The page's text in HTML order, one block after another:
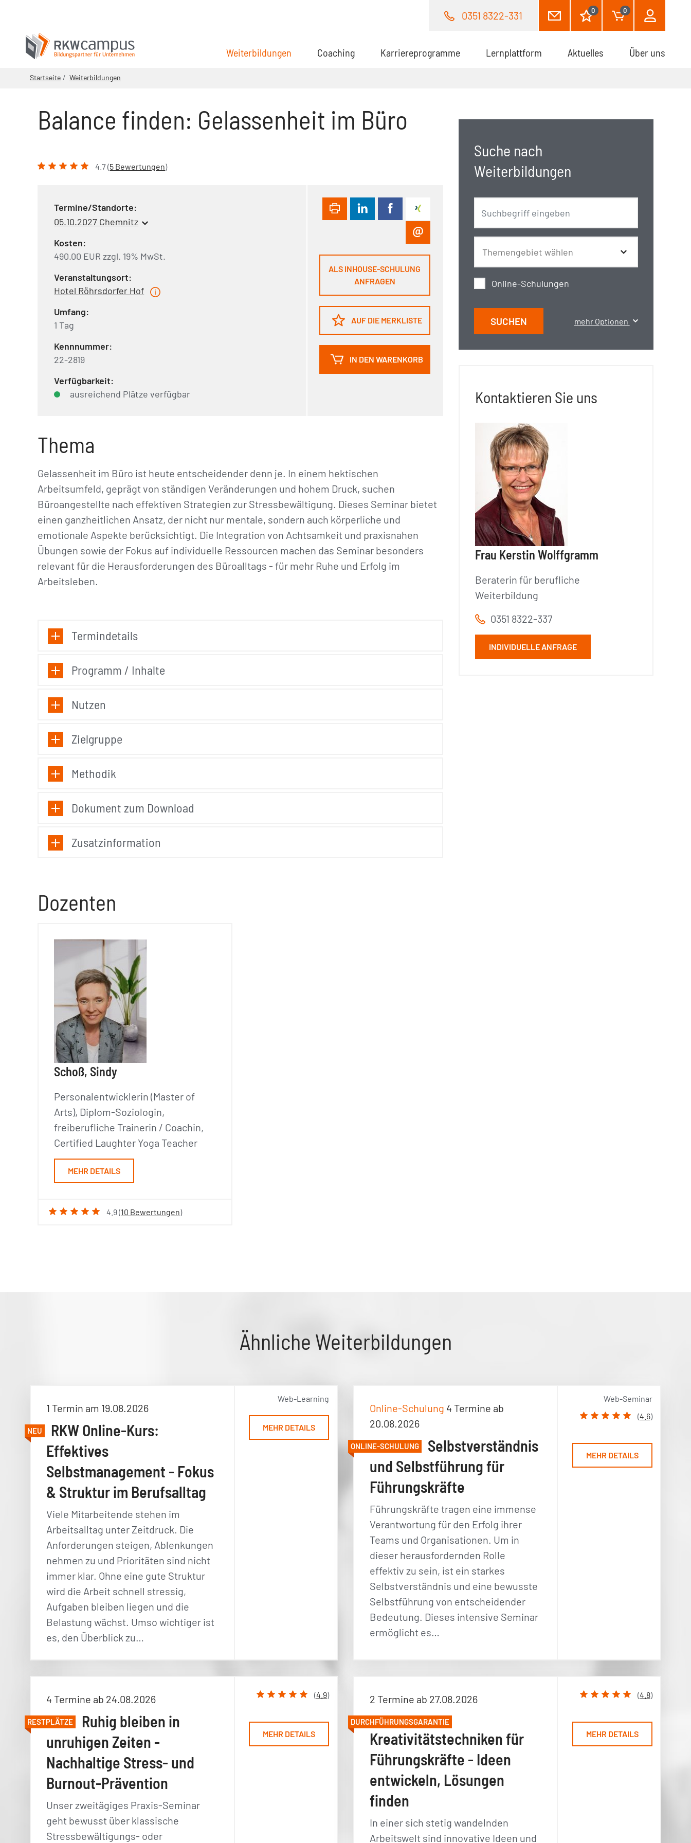
0351 8322-331 0 0
Weiterbildungen (aktuell)Coaching Karriereprogramme Lernplattform Aktuelles Über uns
Startseite Weiterbildungen
Balance finden: Gelassenheit im Büro
4.7 (5 Bewertungen)
Termine/Standorte:
05.10.2027 Chemnitz
Kosten:
490.00 EUR zzgl. 19% MwSt.
Veranstaltungsort:
Hotel Röhrsdorfer Hof
Umfang:
1 Tag
Kennnummer:
22-2819
Verfügbarkeit:
ausreichend Plätze verfügbar
ALS INHOUSE-SCHULUNG
ANFRAGEN
AUF DIE MERKLISTE
IN DEN WARENKORB
Thema
Gelassenheit im Büro ist heute entscheidender denn je. In einem hektischen
Arbeitsumfeld, geprägt von ständigen Veränderungen und hohem Druck, suchen
Büroangestellte nach effektiven Strategien zur Stressbewältigung. Dieses Seminar bietet
einen ganzheitlichen Ansatz, der nicht nur mentale, sondern auch körperliche und
emotionale Aspekte berücksichtigt. Die Integration von Achtsamkeit und praxisnahen
Übungen sowie der Fokus auf individuelle Ressourcen machen das Seminar besonders
relevant für die Herausforderungen des Büroalltags - für mehr Ruhe und Erfolg im
Arbeitsleben.
Termindetails
Programm / Inhalte
Nutzen
Zielgruppe
Methodik
Dokument zum Download
Zusatzinformation
Dozenten
Schoß, Sindy
Personalentwicklerin (Master of
Arts), Diplom-Soziologin,
freiberufliche Trainerin / Coachin,
Certified Laughter Yoga Teacher
MEHR DETAILS
4.9 (10 Bewertungen)
Suche nach
Weiterbildungen
Online-Schulungen
SUCHEN mehr Optionen
Kontaktieren Sie uns
Frau Kerstin Wolffgramm
Beraterin für berufliche
Weiterbildung
0351 8322-337
INDIVIDUELLE ANFRAGE
Ähnliche Weiterbildungen
1 Termin am 19.08.2026
NEU
RKW Online-Kurs:
Effektives
Selbstmanagement - Fokus
& Struktur im Berufsalltag
Viele Mitarbeitende stehen im
Arbeitsalltag unter Zeitdruck. Die
Anforderungen steigen, Ablenkungen
nehmen zu und Prioritäten sind nicht
immer klar. Ohne eine gute Struktur
wird die Arbeit schnell stressig,
Aufgaben bleiben liegen und die
Belastung wächst. Umso wichtiger ist
es, den Überblick zu…
Web-Learning
MEHR DETAILS
Online-Schulung 4 Termine ab
20.08.2026
ONLINE-SCHULUNG
Selbstverständnis
und Selbstführung für
Führungskräfte
Führungskräfte tragen eine immense
Verantwortung für den Erfolg ihrer
Teams und Organisationen. Um in
dieser herausfordernden Rolle
effektiv zu sein, ist ein starkes
Selbstverständnis und eine bewusste
Selbstführung von entscheidender
Bedeutung. Dieses intensive Seminar
ermöglicht es…
Web-Seminar
(4.6)
MEHR DETAILS
4 Termine ab 24.08.2026
RESTPLÄTZE
Ruhig bleiben in
unruhigen Zeiten -
Nachhaltige Stress- und
Burnout-Prävention
Unser zweitägiges Praxis-Seminar
geht bewusst über klassische
Stressbewältigungs- oder
(4.9)
MEHR DETAILS
2 Termine ab 27.08.2026
DURCHFÜHRUNGSGARANTIE
Kreativitätstechniken für
Führungskräfte - Ideen
entwickeln, Lösungen
finden
In einer sich stetig wandelnden
Arbeitswelt sind innovative Ideen und
(4.8)
MEHR DETAILS